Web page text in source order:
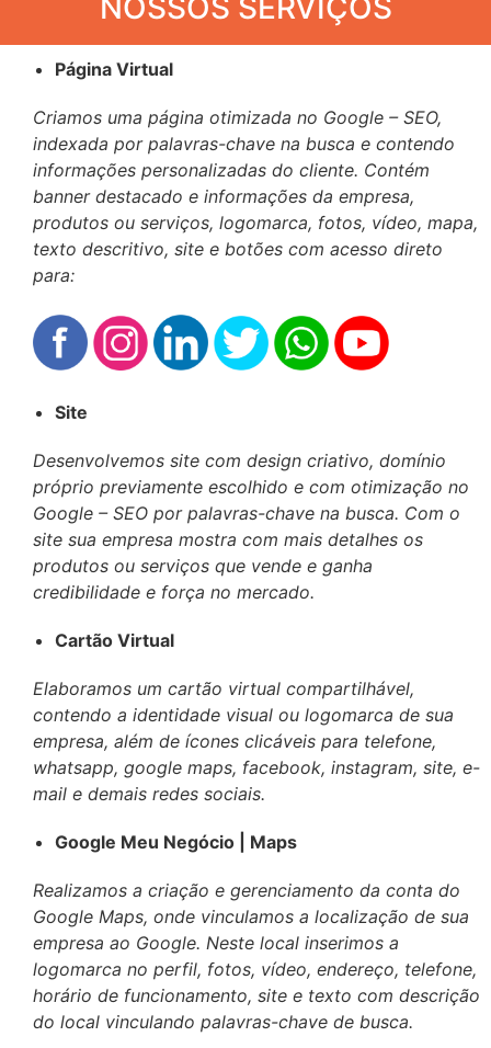
NOSSOS SERVIÇOS
Página Virtual
Criamos uma página otimizada no Google – SEO,
indexada por palavras-chave na busca e contendo
informações personalizadas do cliente. Contém
banner destacado e informações da empresa,
produtos ou serviços, logomarca, fotos, vídeo, mapa,
texto descritivo, site e botões com acesso direto
para:
Site
Desenvolvemos site com design criativo, domínio
próprio previamente escolhido e com otimização no
Google – SEO por palavras-chave na busca. Com o
site sua empresa mostra com mais detalhes os
produtos ou serviços que vende e ganha
credibilidade e força no mercado.
Cartão Virtual
Elaboramos um cartão virtual compartilhável,
contendo a identidade visual ou logomarca de sua
empresa, além de ícones clicáveis para telefone,
whatsapp, google maps, facebook, instagram, site, e-
mail e demais redes sociais.
Google Meu Negócio | Maps
Realizamos a criação e gerenciamento da conta do
Google Maps, onde vinculamos a localização de sua
empresa ao Google. Neste local inserimos a
logomarca no perfil, fotos, vídeo, endereço, telefone,
horário de funcionamento, site e texto com descrição
do local vinculando palavras-chave de busca.